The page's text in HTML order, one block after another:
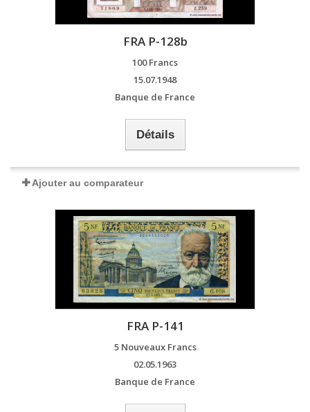
FRA P-128b
100 Francs
15.07.1948
Banque de France
Détails
Ajouter au comparateur
FRA P-141
5 Nouveaux Francs
02.05.1963
Banque de France